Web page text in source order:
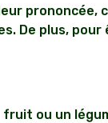
prononcée,
De plus, pour
fruit ou un